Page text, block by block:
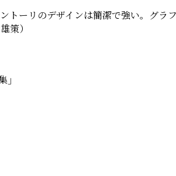
トーリのデザインは簡潔で強い。グ
策）